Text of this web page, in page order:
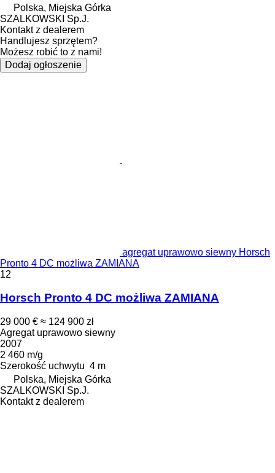
Polska, Miejska Górka
SZALKOWSKI Sp.J.
Kontakt z dealerem
Handlujesz sprzętem?
Możesz robić to z nami!
Dodaj ogłoszenie
agregat uprawowo siewny Horsch
Pronto 4 DC możliwa ZAMIANA
12
Horsch Pronto 4 DC możliwa ZAMIANA
29 000 € ≈ 124 900 zł
Agregat uprawowo siewny
2007
2 460 m/g
Szerokość uchwytu 4 m
Polska, Miejska Górka
SZALKOWSKI Sp.J.
Kontakt z dealerem